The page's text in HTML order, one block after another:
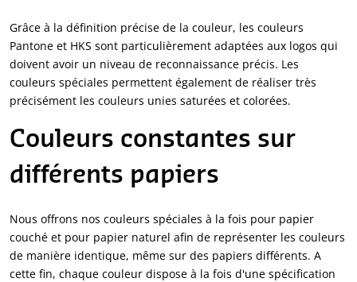
Grâce à la définition précise de la couleur, les couleurs
Pantone et HKS sont particulièrement adaptées aux logos qui
doivent avoir un niveau de reconnaissance précis. Les
couleurs spéciales permettent également de réaliser très
précisément les couleurs unies saturées et colorées.
Couleurs constantes sur
différents papiers
Nous offrons nos couleurs spéciales à la fois pour papier
couché et pour papier naturel afin de représenter les couleurs
de manière identique, même sur des papiers différents. A
cette fin, chaque couleur dispose à la fois d'une spécification